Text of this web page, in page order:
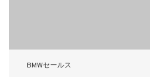
BMWセールス